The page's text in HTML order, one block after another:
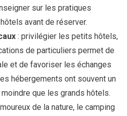
sur les pratiques
avant de réserver.
: privilégier les petits hôtels,
de particuliers permet de
et de favoriser les échanges
hébergements ont souvent un
que les grands hôtels.
de la nature, le camping